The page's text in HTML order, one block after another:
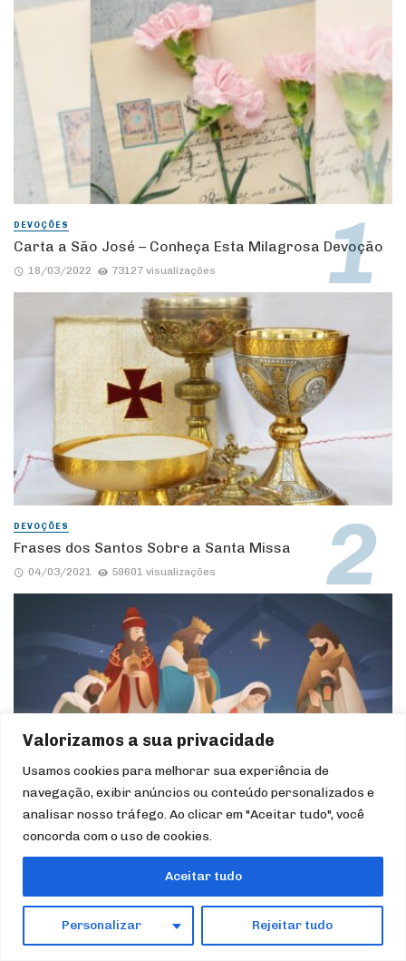
Valorizamos a sua privacidade
Usamos cookies para melhorar sua experiência de
navegação, exibir anúncios ou conteúdo personalizados e
analisar nosso tráfego. Ao clicar em "Aceitar tudo", você
concorda com o uso de cookies.
Personalizar Rejeitar tudo
Aceitar tudo
DEVOÇÕES
Carta a São José – Conheça Esta Milagrosa Devoção
18/03/2022 73127 visualizações
DEVOÇÕES
Frases dos Santos Sobre a Santa Missa
04/03/2021 59601 visualizações
51745 visualizações